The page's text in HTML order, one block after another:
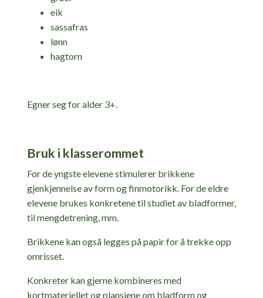
eik
sassafras
lønn
hagtorn
Egner seg for alder 3+.
Bruk i klasserommet
For de yngste elevene stimulerer brikkene
gjenkjennelse av form og finmotorikk. For de eldre
elevene brukes konkretene til studiet av bladformer,
til mengdetrening, mm.
Brikkene kan også legges på papir for å trekke opp
omrisset.
Konkreter kan gjerne kombineres med
kortmateriellet og plansjene om bladform og